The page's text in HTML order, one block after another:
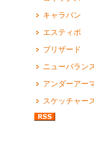
キャラバン
エスティボ
ブリザード
ニューバラン
アンダーアー
スケッチャー